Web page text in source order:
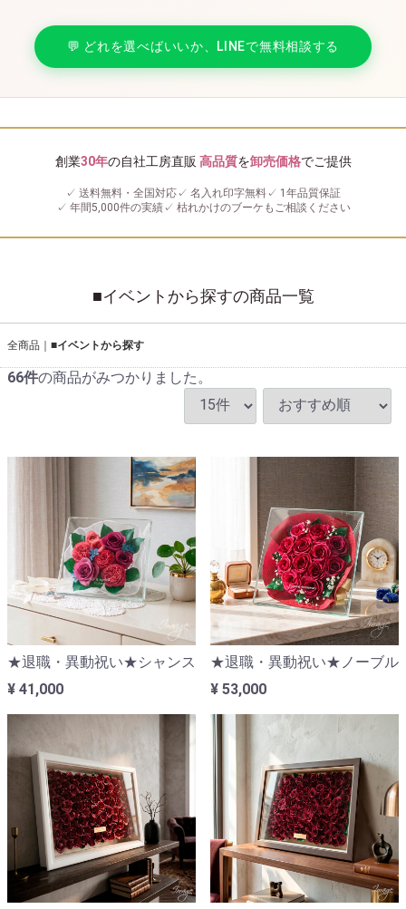
💬 どれを選べばいいか、LINEで無料相談する
創業30年の自社工房直販 高品質を卸売価格でご提供
✓ 送料無料・全国対応 ✓ 名入れ印字無料 ✓ 1年品質保証
✓ 年間5,000件の実績✓ 枯れかけのブーケもご相談ください
■イベントから探すの商品一覧
全商品 ■イベントから探す
66件の商品がみつかりました。
★退職・異動祝い★シャンス
¥ 41,000
★退職・異動祝い★ノーブル
¥ 53,000